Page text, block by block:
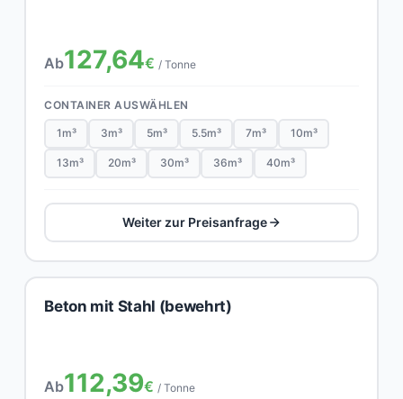
Ab127,64€ / Tonne
CONTAINER AUSWÄHLEN
1m³ 3m³ 5m³ 5.5m³ 7m³ 10m³
13m³ 20m³ 30m³ 36m³ 40m³
Weiter zur Preisanfrage
Beton mit Stahl (bewehrt)
Ab112,39€ / Tonne